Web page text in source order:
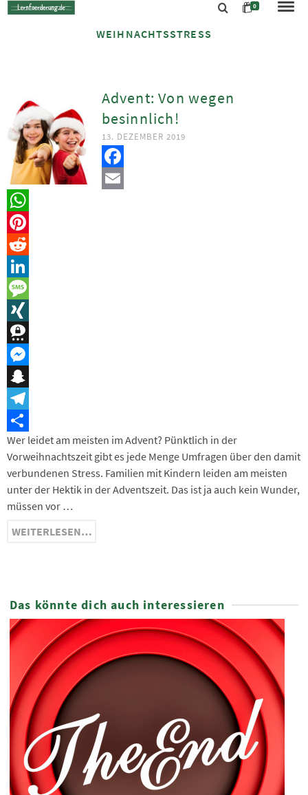
0
WEIHNACHTSSTRESS
Advent: Von wegen
besinnlich!
13. DEZEMBER 2019
Facebook
Email
WhatsApp
Pinterest
Reddit
LinkedIn
Message
XING
Threema
Messenger
Snapchat
Telegram
Teilen
Wer leidet am meisten im Advent? Pünktlich in der
Vorweihnachtszeit gibt es jede Menge Umfragen über den damit
verbundenen Stress. Familien mit Kindern leiden am meisten
unter der Hektik in der Adventszeit. Das ist ja auch kein Wunder,
müssen vor …
WEITERLESEN…
Das könnte dich auch interessieren